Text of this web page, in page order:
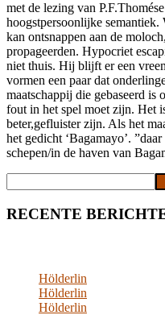
met de lezing van
hoogstpersoonlijke
kan ontsnappen aan de
propageerden. Hypocriet
niet thuis. Hij blijft er een
vormen een paar dat
maatschappij die gebaseerd
fout in het spel moet zijn. Het
beter,gefluister zijn. Als het
het gedicht ‘Bagamayo’.
schepen/in de haven van
RECENTE
Hölderlin
Hölderlin
Hölderlin